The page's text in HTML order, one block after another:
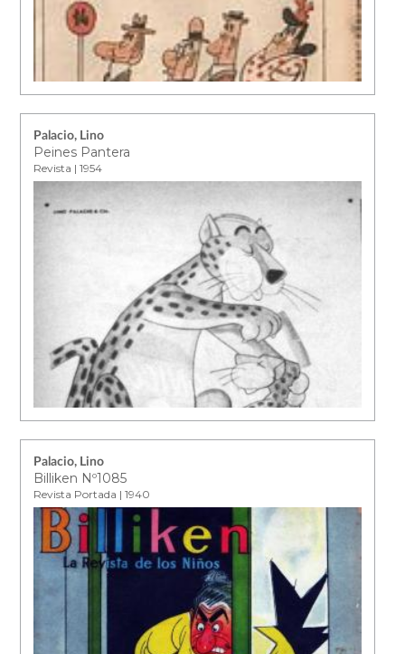
Palacio, Lino
Peines Pantera
Revista | 1954
Palacio, Lino
Billiken Nº1085
Revista Portada | 1940